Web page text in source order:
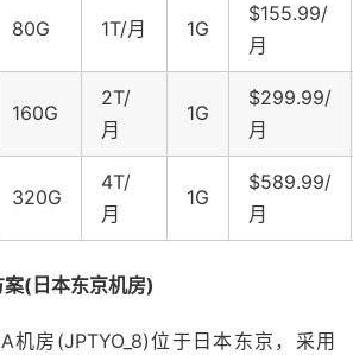
80G 1T/月 1G
$155.99/
月
160G
2T/
月
1G
$299.99/
月
320G
4T/
月
1G
$589.99/
月
(日本东京机房)
机房(JPTYO_8)位于日本东京，采用